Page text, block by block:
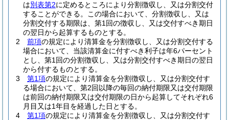
は別表第2に定めるところにより分割徴収し、又は分割交付
することができる。
この場合において、分割徴収し、又は
分割交付する期限は、第1回の徴収し、又は交付すべき期日
の翌日から起算するものとする。
2
前項の規定により清算金を分割徴収し、又は分割交付する
場合において、当該清算金に付すべき利子は年6パーセント
とし、第1回の分割徴収し、又は分割交付すべき期日の翌日
から付するものとする。
3
第1項の規定により清算金を分割徴収し、又は分割交付す
る場合において、第2回以降の毎回の納付期限又は交付期限
は前回の納付期限又は交付期限の日から起算してそれぞれ6
月目又は1年目を経過した日とする。
4
第1項の規定により清算金を分割徴収し、又は分割交付す